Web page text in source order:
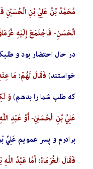
مُحَمَّدُ بْنُ عَلِيِّ بْنِ الْحُسَيْنِ
الْحَسَنِ- فَاجْتَمَعَ إِلَيْهِ
در حال احتضار بود و
خواستند) فَقَالَ لَهُمْ: مَا
که طلب شما را بدهم)وَ
عَلِيِّ بْنِ الْحُسَيْنِ- أَوْ عَبْدِ
برادرم و پسر عمویم عَلِيِّ
فَقَالَ الْغُرَمَاءُ: أَمَّا عَبْدُ